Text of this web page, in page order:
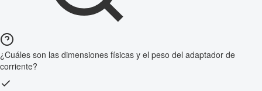
¿Cuáles son las dimensiones físicas y el peso del adaptador de
corriente?